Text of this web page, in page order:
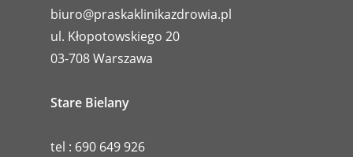
biuro@praskaklinikazdrowia.pl
ul. Kłopotowskiego 20
03-708 Warszawa
Stare Bielany
tel : 690 649 926